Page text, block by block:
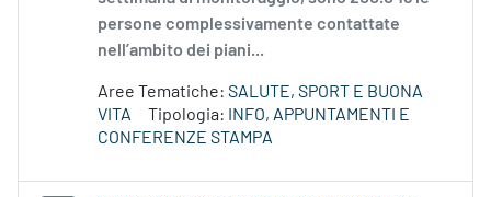
persone complessivamente contattate
nell’ambito dei piani...
Aree Tematiche: SALUTE, SPORT E BUONA
VITA
Tipologia:
INFO, APPUNTAMENTI E
CONFERENZE STAMPA